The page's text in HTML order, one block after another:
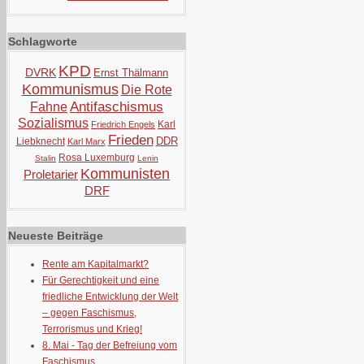
Schlagworte
DVRK KPD Ernst Thälmann
Kommunismus Die Rote
FahneAntifaschismus
Sozialismus Friedrich Engels Karl
Liebknecht Karl Marx Frieden DDR
Stalin Rosa Luxemburg Lenin
Proletarier Kommunisten
DRF
Neueste Beiträge
Rente am Kapitalmarkt?
Für Gerechtigkeit und eine
friedliche Entwicklung der Welt
– gegen Faschismus,
Terrorismus und Krieg!
8. Mai - Tag der Befreiung vom
Faschismus